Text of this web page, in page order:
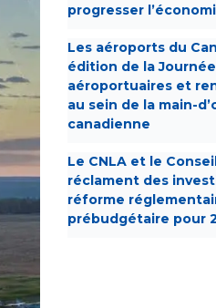
progresser
Les aéroports du
édition de la
aéroportuaires et
au sein de la main-
canadienne
Le CNLA et le
réclament des
réforme
prébudgétaire pour